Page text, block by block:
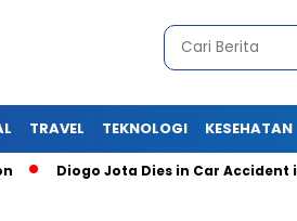
TRAVEL TEKNOLOGI KESEHATAN
Jota Dies in Car Accident in Spain